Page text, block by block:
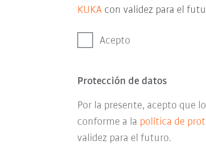
KUKA con validez para el
Acepto
Protección de datos
Por la presente, acepto que
conforme a la política de
validez para el futuro.